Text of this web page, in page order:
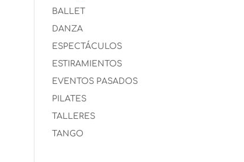
BALLET
DANZA
ESPECTÁCULOS
ESTIRAMIENTOS
EVENTOS PASADOS
PILATES
TALLERES
TANGO